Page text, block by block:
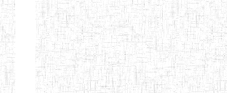
L'ARCHE DES
PHOTONS
ECOLE DE
FORMATION
DES
30/11/2004 ENIEG